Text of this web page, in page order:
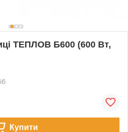
ТЕПЛОВ Б600 (600 Вт,
Купити